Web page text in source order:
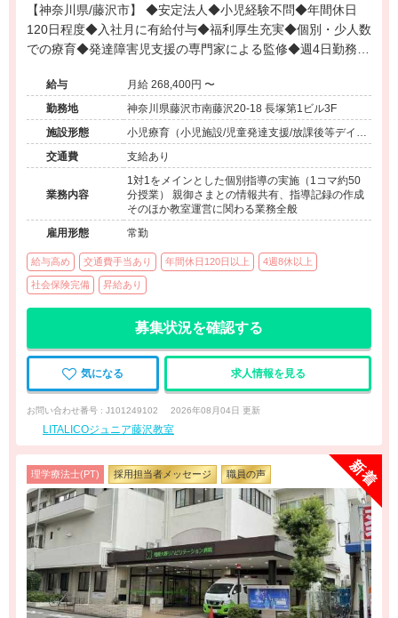
【神奈川県/藤沢市】 ◆安定法人◆小児経験不問◆年間休日
120日程度◆入社月に有給付与◆福利厚生充実◆個別・少人数
での療育◆発達障害児支援の専門家による監修◆週4日勤務相
給与
月給 268,400円 〜
勤務地
神奈川県藤沢市南藤沢20-18 長塚第1ビル3F
施設形態
小児療育（小児施設/児童発達支援/放課後等デイサ
ービス）
交通費 支給あり
業務内容
1対1をメインとした個別指導の実施（1コマ約50
分授業） 親御さまとの情報共有、指導記録の作成
そのほか教室運営に関わる業務全般
雇用形態
常勤
給与高め 交通費手当あり 年間休日120日以上 4週8休以上
社会保険完備 昇給あり
募集状況を確認する
気になる 求人情報を見る
お問い合わせ番号 : J101249102 2026年08月04日 更新
LITALICOジュニア藤沢教室
理学療法士(PT) 採用担当者メッセージ 職員の声